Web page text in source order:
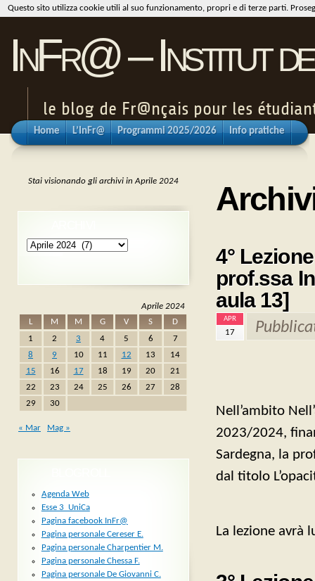
InFr@ – Institut
le blog de Fr@nçais pour les
Home L’InFr@ Programmi 2025/2026 Info pratiche
4°
prof.ssa
aula 13]
APR
17
Nell’ambito
2023/2024,
Sardegna, la
dal titolo
La lezione avrà
Stai visionando gli archivi in Aprile 2024
Archivi
Aprile 2024
L
M M G V S
D
1
2 3 4 5 6
7
8
9 10 11 12 13
14
15
16 17 18 19 20
21
22
23 24 25 26 27
28
29
30
« Mar Mag »
Agenda Web
Esse 3_UniCa
Pagina facebook InFr@
Pagina personale Cereser E.
Pagina personale Charpentier M.
Pagina personale Chessa F.
Pagina personale De Giovanni C.
Questo sito utilizza cookie utili al suo funzionamento, propri e di terze parti.